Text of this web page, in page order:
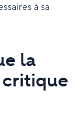
à sa
la